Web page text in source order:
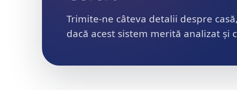
Trimite-ne câteva detalii despre
dacă acest sistem merită analizat și